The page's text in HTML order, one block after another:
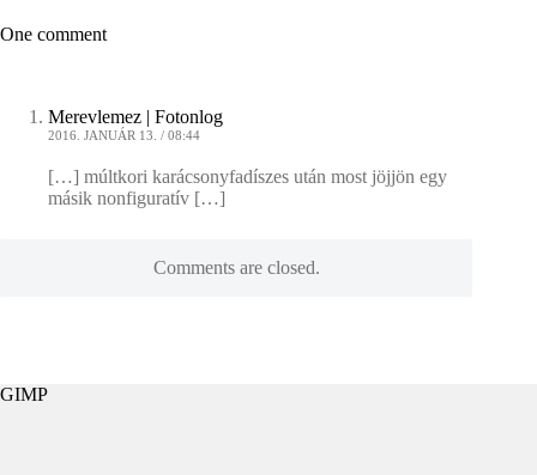
One comment
Merevlemez | Fotonlog
2016. JANUÁR 13. / 08:44
[…] múltkori karácsonyfadíszes után most jöjjön egy
másik nonfiguratív […]
Comments are closed.
GIMP